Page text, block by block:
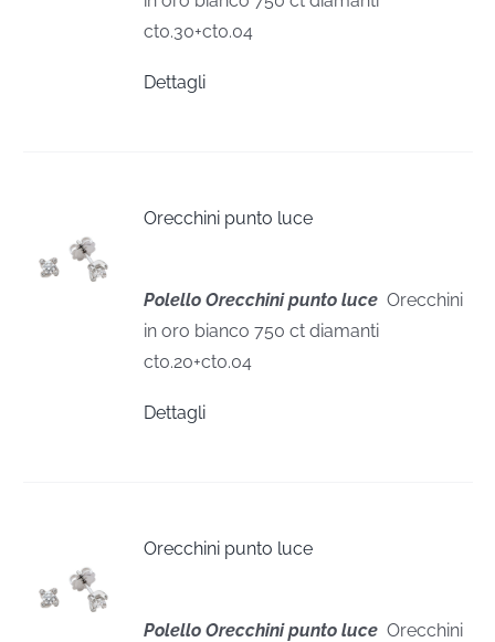
ct0.30+ct0.04
Dettagli
Orecchini punto luce
Polello Orecchini punto luce Orecchini
in oro bianco 750 ct diamanti
ct0.20+ct0.04
Dettagli
Orecchini punto luce
Polello Orecchini punto luce Orecchini